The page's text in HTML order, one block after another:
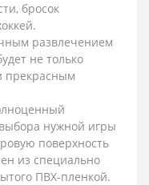
бросок
развлечением
не только
прекрасным
нужной игры
поверхность
из специально
ПВХ-пленкой.